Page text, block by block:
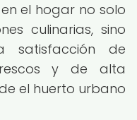
el hogar no solo
culinarias, sino
satisfacción de
y de alta
el huerto urbano